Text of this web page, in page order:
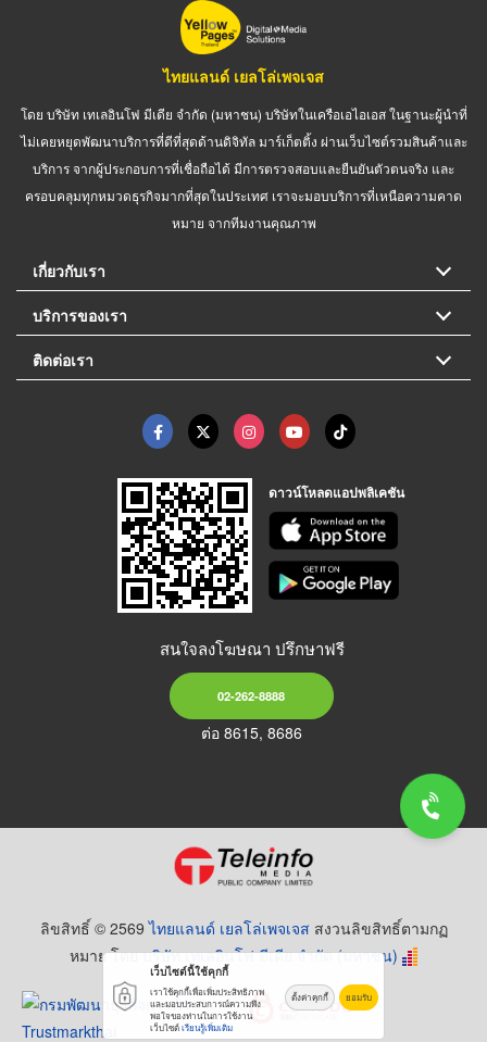
ไทยแลนด์ เยลโล่เพจเจส
โดย บริษัท เทเลอินโฟ มีเดีย จำกัด (มหาชน) บริษัทในเครือเอไอเอส ในฐานะผู้นำที่
ไม่เคยหยุดพัฒนาบริการที่ดีที่สุดด้านดิจิทัล มาร์เก็ตติ้ง ผ่านเว็บไซต์รวมสินค้าและ
บริการ จากผู้ประกอบการที่เชื่อถือได้ มีการตรวจสอบและยืนยันตัวตนจริง และ
ครอบคลุมทุกหมวดธุรกิจมากที่สุดในประเทศ เราจะมอบบริการที่เหนือความคาด
หมาย จากทีมงานคุณภาพ
เกี่ยวกับเรา
บริการของเรา
ติดต่อเรา
ดาวน์โหลดแอปพลิเคชัน
สนใจลงโฆษณา ปรึกษาฟรี
02-262-8888
ต่อ 8615, 8686
ลิขสิทธิ์ © 2569ไทยแลนด์ เยลโล่เพจเจส สงวนลิขสิทธิ์ตามกฏ
หมาย โดยบริษัท เทเลอินโฟ มีเดีย จำกัด (มหาชน)
เว็บไซต์นี้ใช้คุกกี้
เราใช้คุกกี้เพื่อเพิ่มประสิทธิภาพ
และมอบประสบการณ์ความพึง
พอใจของท่านในการใช้งาน
เว็บไซต์เรียนรู้เพิ่มเติม
ตั้งค่าคุกกี้ ยอมรับ